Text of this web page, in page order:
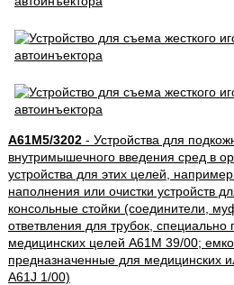
A61M5/3202- Устройства для
внутримышечного введения сред в
устройства для этих целей,
наполнения или очистки устройств
консольные стойки (соединители,
ответвления для трубок,
медицинских целей A61M 39/00;
предназначенные для медицинских
A61J 1/00)